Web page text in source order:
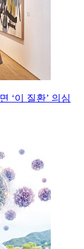
‘이 질환’ 의심